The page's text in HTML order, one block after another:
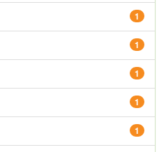
1
1
1
1
1